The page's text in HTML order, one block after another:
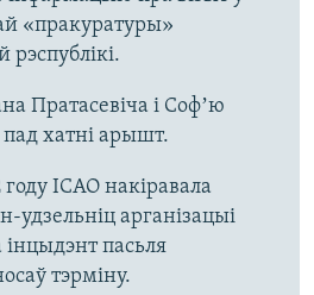
«пракуратуры»
Пратасевіча і Софʼю
пад хатні арышт.
году ІCАО накіравала
удзельніц арганізацыі
інцыдэнт пасьля
тэрміну.